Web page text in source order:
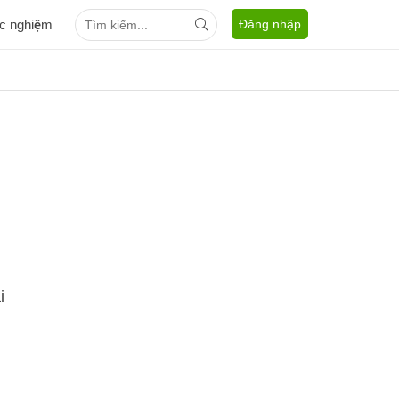
nghiệm Đăng nhập